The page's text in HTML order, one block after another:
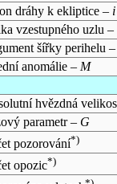
dráhy k ekliptice – i
vzestupného uzlu –
šířky perihelu
anomálie – M
hvězdná
parametr – G
pozorování*)
opozic*)